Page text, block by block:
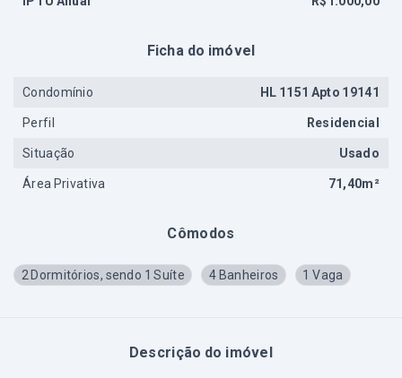
Cômodos
2 Dormitórios, sendo 1 Suíte 4 Banheiros 1 Vaga
Descrição do imóvel
Ficha do imóvel
Condomínio HL 1151 Apto 19141
Perfil Residencial
Situação Usado
Área Privativa 71,40m²